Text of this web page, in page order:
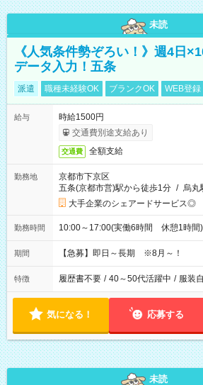
未読
《人気条件勢ぞろい！》週4日
データ入力！五条
派遣 職種未経験OK ブランクOK WEB登
給与
時給1500円
交通費別途支給あり
交通費 全額支給
勤務地
京都市下京区
五条(京都市営)駅から徒歩1分 / 烏丸
大手企業のシェアードサービス◎
勤務時間 10:00～17:00(実働6時間 休憩1時間)
期間 【急募】即日～長期 ※8月～！
特徴 履歴書不要 / 40～50代活躍中 / 服装
気になる！ 応募する
未読